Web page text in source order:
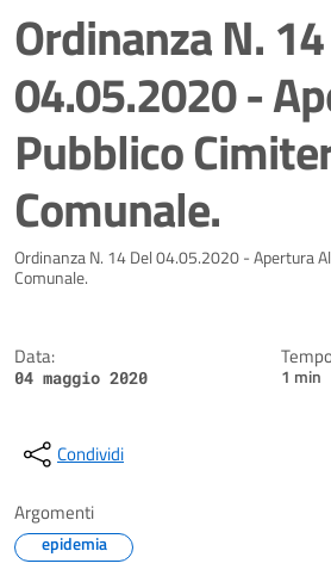
Ordinanza N.
04.05.2020 -
Pubblico
Comunale.
Dettagli della
Ordinanza N. 14 Del 04.05.2020 - Apertura
Comunale.
Data:
04 maggio 2020 1 min
Condividi
Argomenti
epidemia